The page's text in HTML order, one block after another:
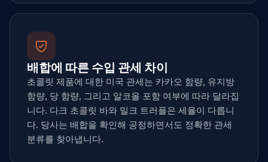
배합에 따른 수입 관세 차이
초콜릿 제품에 대한 미국 관세는 카카오 함량, 유지방
함량, 당 함량, 그리고 알코올 포함 여부에 따라 달라집
니다. 다크 초콜릿 바와 밀크 트러플은 세율이 다릅니
다. 당사는 배합을 확인해 공정하면서도 정확한 관세
분류를 찾아냅니다.